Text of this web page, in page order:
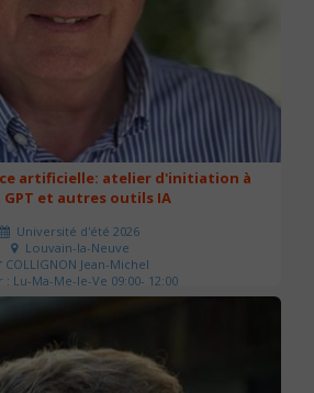
artificielle: atelier d'initiation à
GPT et autres outils IA
Université d'été 2026
Louvain-la-Neuve
COLLIGNON Jean-Michel
: Lu-Ma-Me-Je-Ve 09:00- 12:00
Nombre de séances : 2